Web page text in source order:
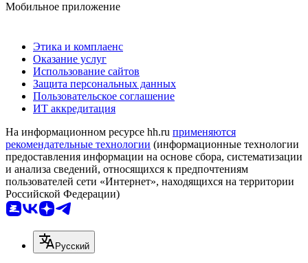
Мобильное приложение
Этика и комплаенс
Оказание услуг
Использование сайтов
Защита персональных данных
Пользовательское соглашение
ИТ аккредитация
На информационном ресурсе hh.ru применяются
рекомендательные технологии (информационные технологии
предоставления информации на основе сбора, систематизации
и анализа сведений, относящихся к предпочтениям
пользователей сети «Интернет», находящихся на территории
Российской Федерации)
Русский